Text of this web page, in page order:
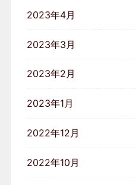
2023年4月
2023年3月
2023年2月
2023年1月
2022年12月
2022年10月